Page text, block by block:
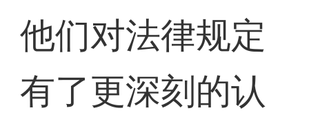
他们对法律规定
有了更深刻的认